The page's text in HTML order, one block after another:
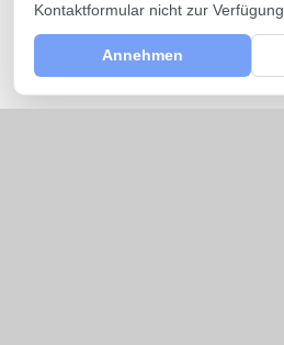
Kontaktformular nicht zur Verfügung.
Annehmen